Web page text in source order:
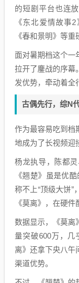
的短剧平台也连
《东北爱情故事
《春和景明》等重
面对暑期档这个一
拉开了鏖战的序幕
发优势，牵动着全
古偶先行，综N
作为最容易吃到档
地成为了长视频迎
杨龙执导，陈都
《翘楚》虽是优
称不上“顶级大饼”
《莫离》，在硬件
数据显示，《莫离
量突破600万，几
离》还拿下央八午
渠道优势。